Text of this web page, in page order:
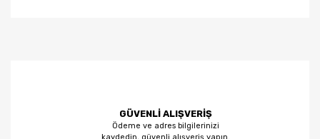
GÜVENLİ ALIŞVERİŞ
Ödeme ve adres bilgilerinizi